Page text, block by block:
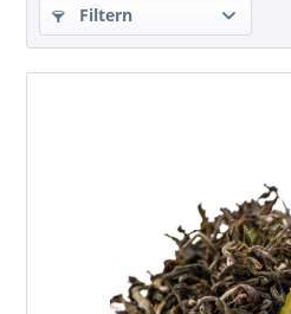
Filtern